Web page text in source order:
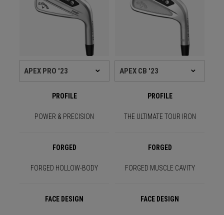
PROFILE PROFILE
POWER & PRECISION THE ULTIMATE TOUR IRON
FORGED FORGED
FORGED HOLLOW-BODY FORGED MUSCLE CAVITY
FACE DESIGN FACE DESIGN